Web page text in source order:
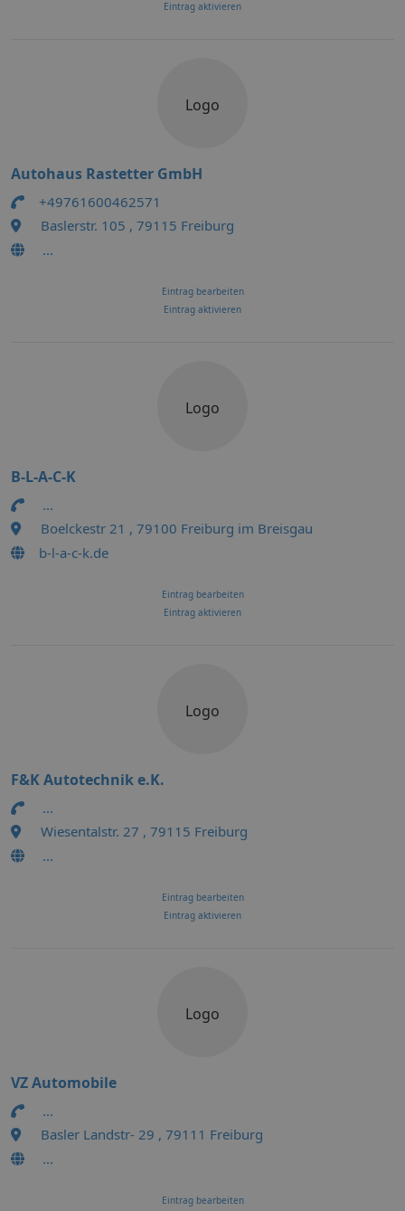
Eintrag aktivieren
Logo
Autohaus Rastetter GmbH
+49761600462571
Baslerstr. 105 , 79115 Freiburg
...
Eintrag bearbeiten
Eintrag aktivieren
Logo
B-L-A-C-K
...
Boelckestr 21 , 79100 Freiburg im Breisgau
b-l-a-c-k.de
Eintrag bearbeiten
Eintrag aktivieren
Logo
F&K Autotechnik e.K.
...
Wiesentalstr. 27 , 79115 Freiburg
...
Eintrag bearbeiten
Eintrag aktivieren
Logo
VZ Automobile
...
Basler Landstr- 29 , 79111 Freiburg
...
Eintrag bearbeiten